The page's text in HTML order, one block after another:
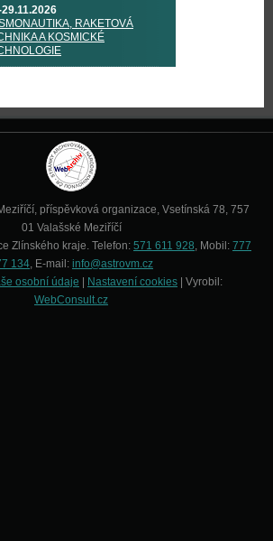
RAKETOVÁ
A KOSMICKÉ
příspěvková organizace, Vsetínská 78, 757
01 Valašské Meziříčí
Zlínského kraje. Telefon: 571 611 928, Mobil: 777
134, E-mail: info@astrovm.cz
osobní údaje
Nastavení cookies | Vyrobil:
WebConsult.cz